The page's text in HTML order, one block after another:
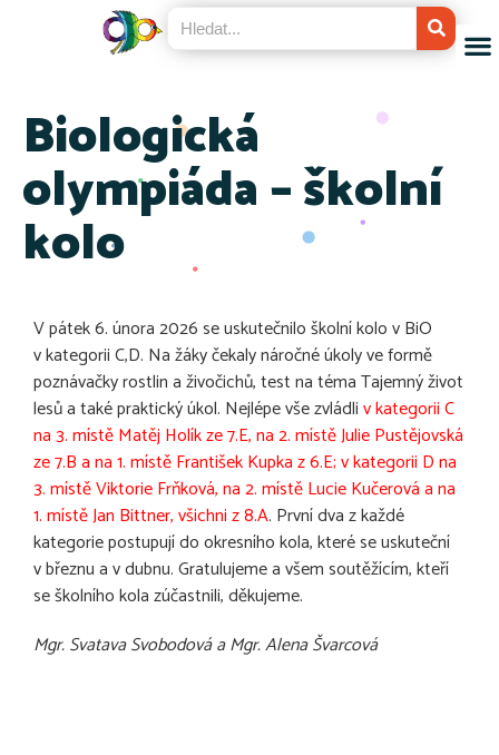
Biologická
olympiáda – školní
kolo
V pátek 6. února 2026 se uskutečnilo školní kolo v BiO
v kategorii C,D. Na žáky čekaly náročné úkoly ve formě
poznávačky rostlin a živočichů, test na téma Tajemný život
lesů a také praktický úkol. Nejlépe vše zvládliv kategorii C
na 3. místě Matěj Holík ze 7.E, na 2. místě Julie Pustějovská
ze 7.B a na 1. místě František Kupka z 6.E; v kategorii D na
3. místě Viktorie Frňková, na 2. místě Lucie Kučerová a na
1. místě Jan Bittner, všichni z 8.A. První dva z každé
kategorie postupují do okresního kola, které se uskuteční
v březnu a v dubnu. Gratulujeme a všem soutěžícím, kteří
se školního kola zúčastnili, děkujeme.
Mgr. Svatava Svobodová a Mgr. Alena Švarcová